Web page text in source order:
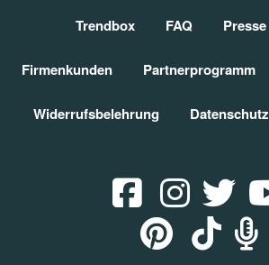
Trendbox FAQ Presse
Firmenkunden Partnerprogramm
Widerrufsbelehrung Datenschutz